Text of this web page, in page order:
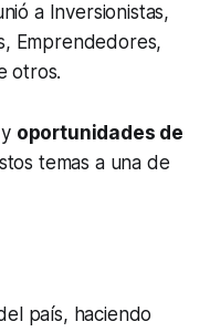
a Inversionistas,
Emprendedores,
otros.
oportunidades de
temas a una de
país, haciendo